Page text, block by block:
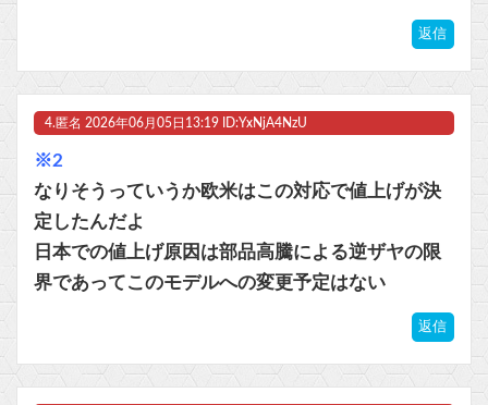
返信
4. 匿名 2026年06月05日13:19 ID:YxNjA4NzU
※2
なりそうっていうか欧米はこの対応で値上げが決
定したんだよ
日本での値上げ原因は部品高騰による逆ザヤの限
界であってこのモデルへの変更予定はない
返信